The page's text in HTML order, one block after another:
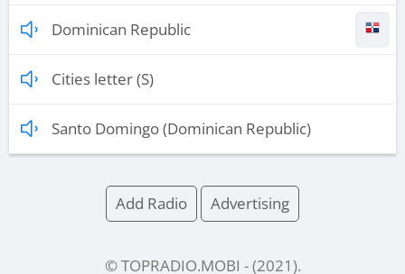
Dominican Republic
Cities letter (S)
Santo Domingo (Dominican Republic)
Add Radio Advertising
© TOPRADIO.MOBI - (2021 ).